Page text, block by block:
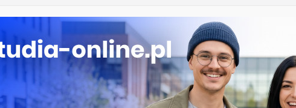
Prawo w Łomży
Pedagogika przedszkolna i wczesnoszkolna w Skierniewicach
Kosmetologia w Opolu
Logistyka – studia inżynierskie na Uniwersytecie Szczecińskim